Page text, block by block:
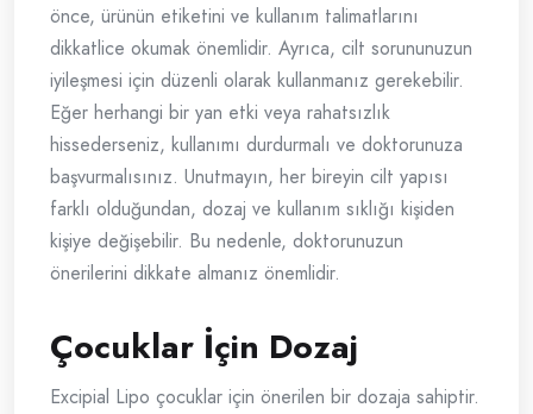
önce, ürünün etiketini ve kullanım talimatlarını
dikkatlice okumak önemlidir. Ayrıca, cilt sorununuzun
iyileşmesi için düzenli olarak kullanmanız gerekebilir.
Eğer herhangi bir yan etki veya rahatsızlık
hissederseniz, kullanımı durdurmalı ve doktorunuza
başvurmalısınız. Unutmayın, her bireyin cilt yapısı
farklı olduğundan, dozaj ve kullanım sıklığı kişiden
kişiye değişebilir. Bu nedenle, doktorunuzun
önerilerini dikkate almanız önemlidir.
Çocuklar İçin Dozaj
Excipial Lipo çocuklar için önerilen bir dozaja sahiptir.